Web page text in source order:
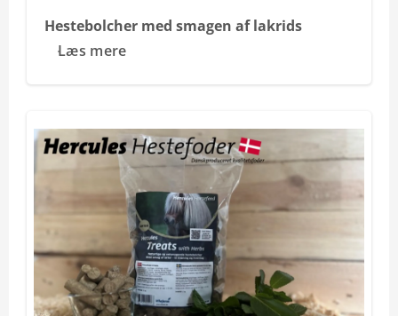
Hestebolcher med smagen af lakrids
Læs mere